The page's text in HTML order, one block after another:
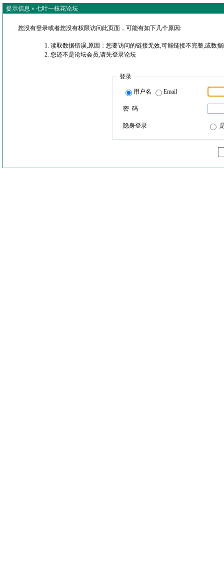
提示信息 » 七叶一枝花论坛
您没有登录或者您没有权限访问此页面，可能有如下几个原因:
读取数据错误,原因：您要访问的链接无效,可能链接不完整,或数
您还不是论坛会员,请先登录论坛
登录
用户名 Email
密 码
隐身登录